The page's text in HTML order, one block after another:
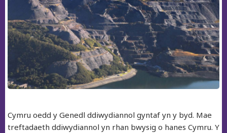
Cymru oedd y Genedl ddiwydiannol gyntaf yn y byd. Mae
treftadaeth ddiwydiannol yn rhan bwysig o hanes Cymru. Y